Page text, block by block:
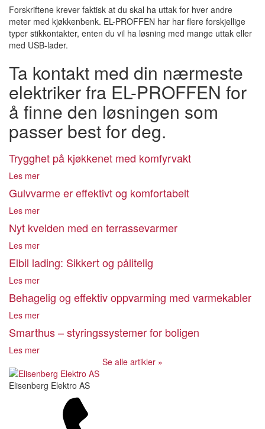
Forskriftene krever faktisk at du skal ha uttak for hver andre
meter med kjøkkenbenk. EL-PROFFEN har har flere forskjellige
typer stikkontakter, enten du vil ha løsning med mange uttak eller
med USB-lader.
Ta kontakt med din nærmeste
elektriker fra EL-PROFFEN for
å finne den løsningen som
passer best for deg.
Trygghet på kjøkkenet med komfyrvakt
Les mer
Gulvvarme er effektivt og komfortabelt
Les mer
Nyt kvelden med en terrassevarmer
Les mer
Elbil lading: Sikkert og pålitelig
Les mer
Behagelig og effektiv oppvarming med varmekabler
Les mer
Smarthus – styringssystemer for boligen
Les mer
Se alle artikler »
Elisenberg Elektro AS